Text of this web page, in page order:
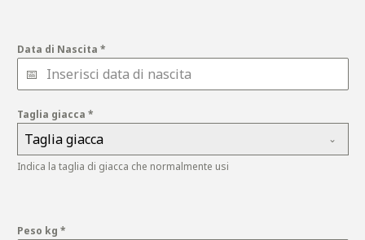
Data di Nascita *
Taglia giacca *
Taglia giacca
Indica la taglia di giacca che normalmente usi
Peso kg *